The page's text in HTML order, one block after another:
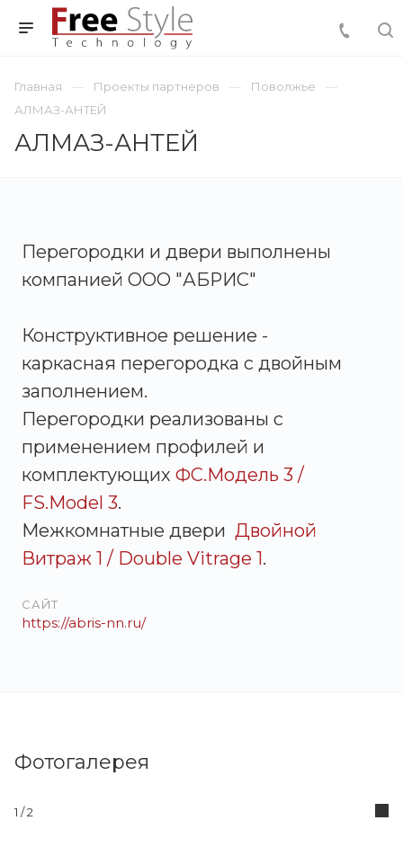
Главная Проекты партнеров
Поволжье
АЛМАЗ-АНТЕЙ
АЛМАЗ-АНТЕЙ
Перегородки и двери выполнены
компанией ООО "АБРИС"
Конструктивное решение -
каркасная перегородка с двойным
заполнением.
Перегородки реализованы с
применением профилей и
комплектующих ФС.Модель 3 /
FS.Model 3.
Межкомнатные двери Двойной
Витраж 1 / Double Vitrage 1.
САЙТ
https://abris-nn.ru/
Фотогалерея
1 / 2